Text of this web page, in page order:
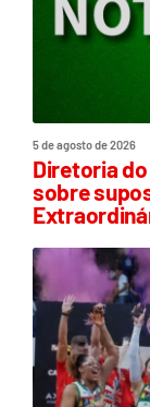
5 de agosto de 2026
Diretoria
sobre